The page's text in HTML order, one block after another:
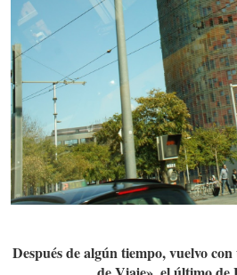
Después de algún tiempo, vuelvo